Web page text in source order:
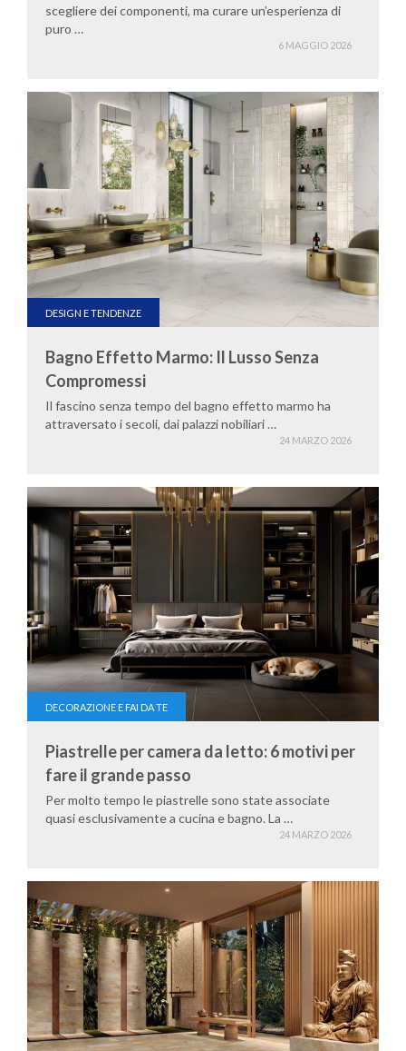
scegliere dei componenti, ma curare un’esperienza di
puro …
6 MAGGIO 2026
DESIGN E TENDENZE
Bagno Effetto Marmo: Il Lusso Senza
Compromessi
Il fascino senza tempo del bagno effetto marmo ha
attraversato i secoli, dai palazzi nobiliari …
24 MARZO 2026
DECORAZIONE E FAI DA TE
Piastrelle per camera da letto: 6 motivi per
fare il grande passo
Per molto tempo le piastrelle sono state associate
quasi esclusivamente a cucina e bagno. La …
24 MARZO 2026